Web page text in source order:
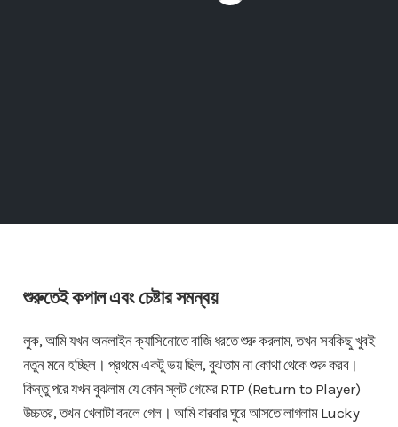
শুরুতেই কপাল এবং চেষ্টার সমন্বয়
লুক, আমি যখন অনলাইন ক্যাসিনোতে বাজি ধরতে শুরু করলাম, তখন সবকিছু খুবই
নতুন মনে হচ্ছিল। প্রথমে একটু ভয় ছিল, বুঝতাম না কোথা থেকে শুরু করব।
কিন্তু পরে যখন বুঝলাম যে কোন স্লট গেমের RTP (Return to Player)
উচ্চতর, তখন খেলাটা বদলে গেল। আমি বারবার ঘুরে আসতে লাগলাম Lucky